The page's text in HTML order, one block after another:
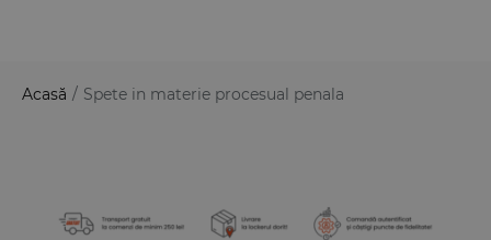
Acasă / Spete in materie procesual penala